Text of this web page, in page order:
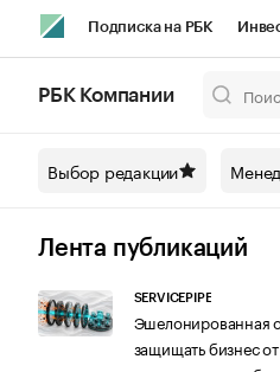
Подписка на РБК
Спецпроекты СПб
Технологии и медиа
РБК Компании
Выбор редакции
Лента публикаций
SERVICEPIPE
Эшелонированная
защищать бизнес от